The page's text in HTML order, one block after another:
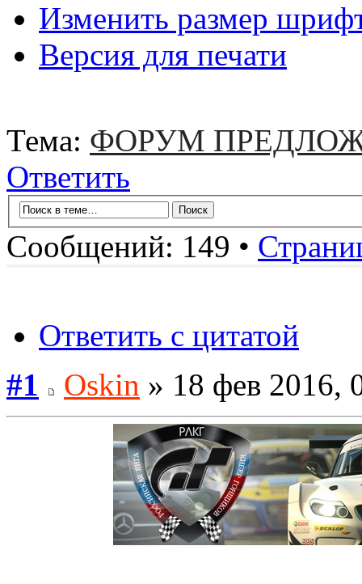
Изменить размер
Версия для печати
Тема: ФОРУМ
Ответить
Сообщений: 149 •
Ответить с цитатой
#1
Oskin » 18 фев 2016,